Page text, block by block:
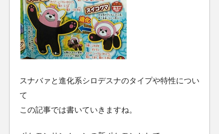
スナバァと進化系シロデスナのタイプや特性につい
て
この記事では書いていきますね。